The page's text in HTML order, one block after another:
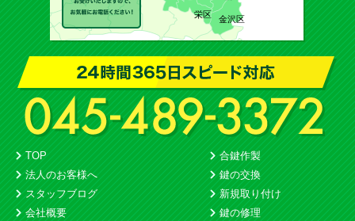
金沢区
栄区
TOP
法人のお客様へ
スタッフブログ
会社概要
合鍵作製
鍵の交換
新規取り付け
鍵の修理